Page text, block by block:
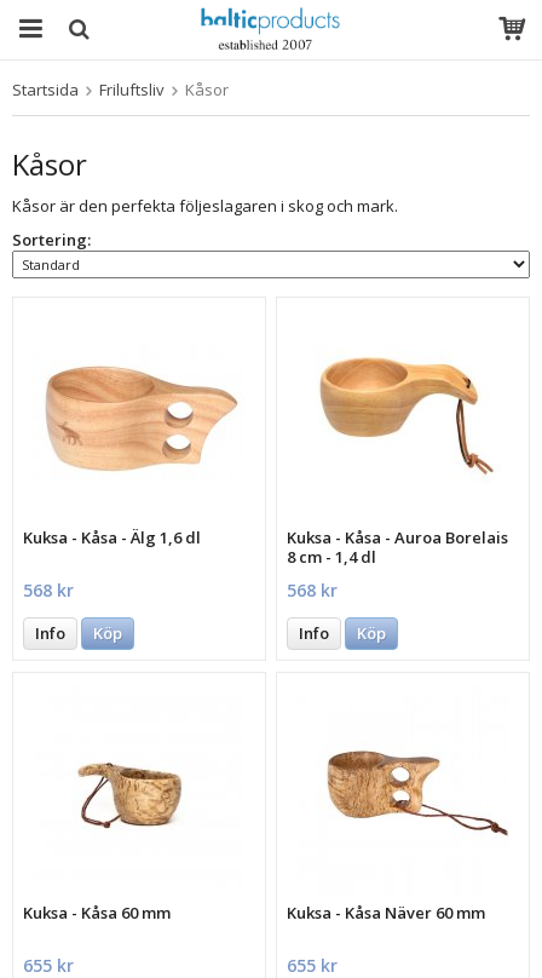
Startsida Friluftsliv Kåsor
Kåsor
Kåsor är den perfekta följeslagaren i skog och mark.
Sortering:
Kuksa - Kåsa - Älg 1,6 dl
568 kr
Info Köp
Kuksa - Kåsa - Auroa Borelais
8 cm - 1,4 dl
568 kr
Info Köp
Kuksa - Kåsa 60 mm
655 kr
Kuksa - Kåsa Näver 60 mm
655 kr